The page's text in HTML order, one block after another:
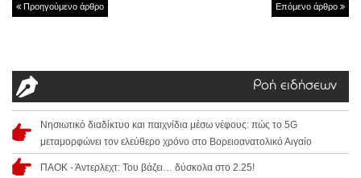
Προηγούμενο άρθρο Επόμενο άρθρο
Ροή ειδήσεων
Νησιωτικό διαδίκτυο και παιχνίδια μέσω νέφους: πώς το 5G
μεταμορφώνει τον ελεύθερο χρόνο στο Βορειοανατολικό Αιγαίο
ΠΑΟΚ - Άντερλεχτ: Του βάζει… δύσκολα στο 2.25!